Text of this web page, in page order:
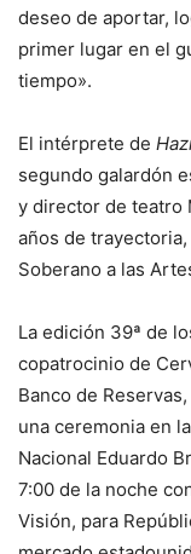
deseo de aportar,
primer lugar en el
tiempo».
El intérprete de
segundo galardón
y director de teatro
años de
Soberano a las
La edición 39ª de
copatrocinio de
Banco de
una ceremonia en
Nacional Eduardo
7:00 de la noche
Visión, para